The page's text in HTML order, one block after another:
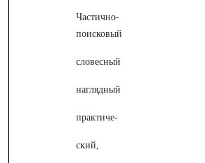
Частично-
поисковый
словесный
наглядный
практиче-
ский,